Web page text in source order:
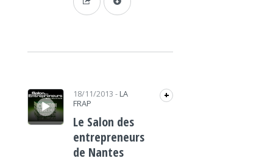
Lecteur audio 18/11/2013 - LA
FRAP
+
Le Salon des
entrepreneurs
de Nantes